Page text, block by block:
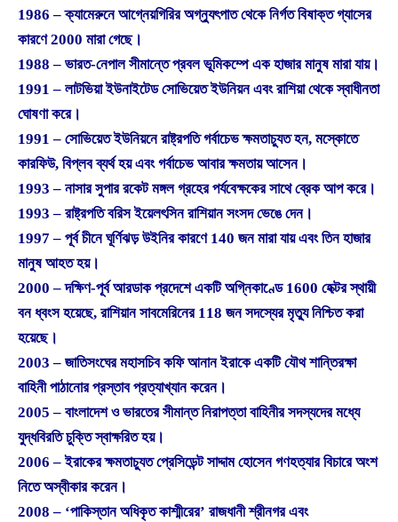
1986 – ক্যামেরুনে আগ্নেয়গিরির অগ্ন্যুৎপাত থেকে নির্গত বিষাক্ত গ্যাসের
কারণে 2000 মারা গেছে।
1988 – ভারত-নেপাল সীমান্তে প্রবল ভূমিকম্পে এক হাজার মানুষ মারা যায়।
1991 – লাটভিয়া ইউনাইটেড সোভিয়েত ইউনিয়ন এবং রাশিয়া থেকে স্বাধীনতা
ঘোষণা করে।
1991 – সোভিয়েত ইউনিয়নে রাষ্ট্রপতি গর্বাচেভ ক্ষমতাচ্যুত হন, মস্কোতে
কারফিউ, বিপ্লব ব্যর্থ হয় এবং গর্বাচেভ আবার ক্ষমতায় আসেন।
1993 – নাসার সুপার রকেট মঙ্গল গ্রহের পর্যবেক্ষকের সাথে ব্রেক আপ করে।
1993 – রাষ্ট্রপতি বরিস ইয়েলৎসিন রাশিয়ান সংসদ ভেঙে দেন।
1997 – পূর্ব চীনে ঘূর্ণিঝড় উইনির কারণে 140 জন মারা যায় এবং তিন হাজার
মানুষ আহত হয়।
2000 – দক্ষিণ-পূর্ব আরডাক প্রদেশে একটি অগ্নিকাণ্ডে 1600 হেক্টর স্থায়ী
বন ধ্বংস হয়েছে, রাশিয়ান সাবমেরিনের 118 জন সদস্যের মৃত্যু নিশ্চিত করা
হয়েছে।
2003 – জাতিসংঘের মহাসচিব কফি আনান ইরাকে একটি যৌথ শান্তিরক্ষা
বাহিনী পাঠানোর প্রস্তাব প্রত্যাখ্যান করেন।
2005 – বাংলাদেশ ও ভারতের সীমান্ত নিরাপত্তা বাহিনীর সদস্যদের মধ্যে
যুদ্ধবিরতি চুক্তি স্বাক্ষরিত হয়।
2006 – ইরাকের ক্ষমতাচ্যুত প্রেসিডেন্ট সাদ্দাম হোসেন গণহত্যার বিচারে অংশ
নিতে অস্বীকার করেন।
2008 – ‘পাকিস্তান অধিকৃত কাশ্মীরের’ রাজধানী শ্রীনগর এবং